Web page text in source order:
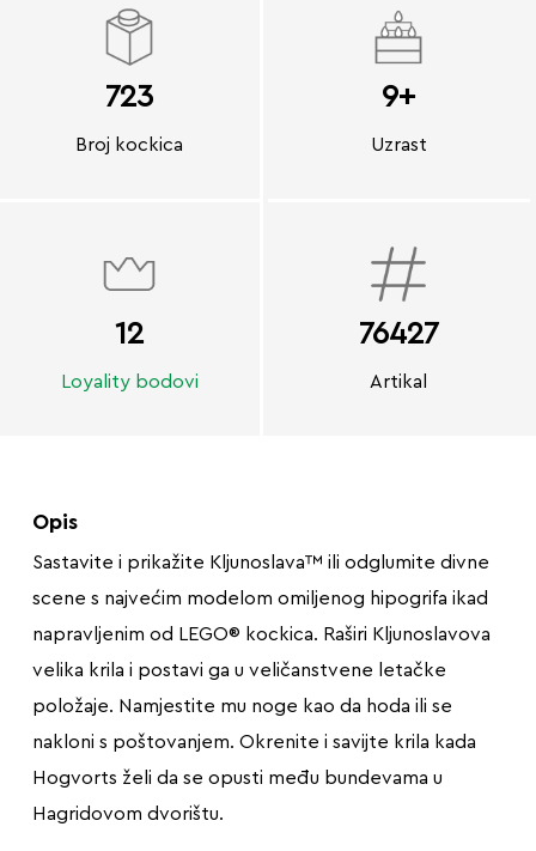
723
Broj kockica
9+
Uzrast
12
Loyality bodovi
76427
Artikal
Opis
Sastavite i prikažite Kljunoslava™ ili odglumite divne
scene s najvećim modelom omiljenog hipogrifa ikad
napravljenim od LEGO® kockica. Raširi Kljunoslavova
velika krila i postavi ga u veličanstvene letačke
položaje. Namjestite mu noge kao da hoda ili se
nakloni s poštovanjem. Okrenite i savijte krila kada
Hogvorts želi da se opusti među bundevama u
Hagridovom dvorištu.